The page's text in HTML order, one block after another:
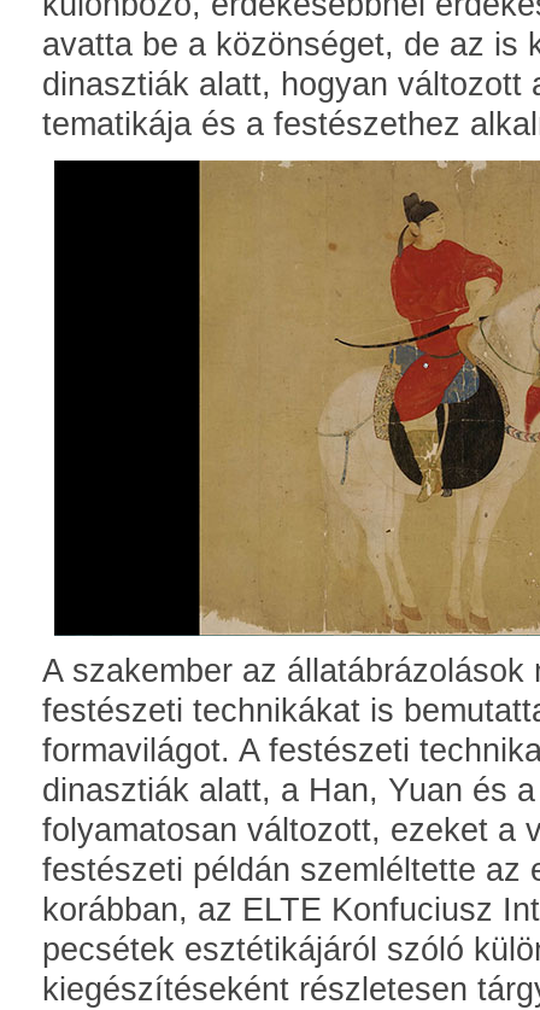
avatta be a közönséget, de az is
dinasztiák alatt, hogyan változott
tematikája és a festészethez
A szakember az
festészeti technikákat is
formavilágot. A festészeti
dinasztiák alatt, a Han, Yuan és
folyamatosan változott, ezeket a
festészeti példán szemléltette az
korábban, az ELTE Konfuciusz
pecsétek esztétikájáról szóló
kiegészítéseként részletesen